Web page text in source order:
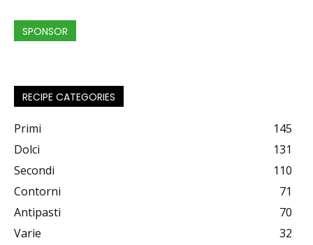
SPONSOR
RECIPE CATEGORIES
Primi
145
Dolci
131
Secondi
110
Contorni
71
Antipasti
70
Varie
32